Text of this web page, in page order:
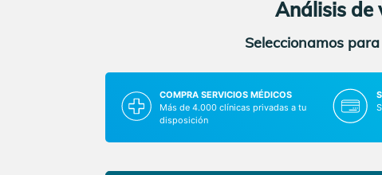
Análisis de
Seleccionamos
COMPRA SERVICIOS MÉDICOS
Más de 4.000 clínicas privadas a tu
disposición